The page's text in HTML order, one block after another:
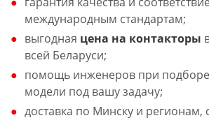
международным стандартам;
выгодная цена на контакторы
всей Беларуси;
помощь инженеров при
модели под вашу задачу;
доставка по Минску и регионам,